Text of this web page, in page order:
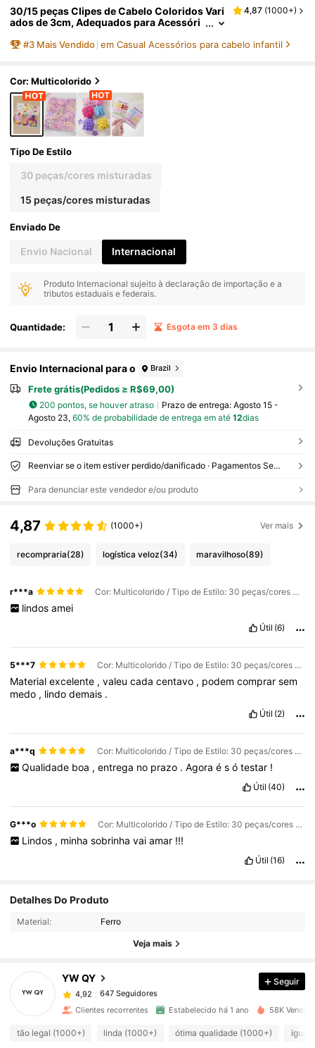
30/15 peças Clipes de Cabelo Coloridos Vari
ados de 3cm, Adequados para Acessóri
Meninas
4,87 (1000+)
#3 Mais Vendido em Casual Acessórios para cabelo infantil
Cor: Multicolorido
Tipo De Estilo
30 peças/cores misturadas
15 peças/cores misturadas
Enviado De
Envio Nacional Internacional
Produto Internacional sujeito à declaração de importação e a
tributos estaduais e federais.
Quantidade: Esgota em 3 dias
Envio Internacional para o Brazil
Frete grátis(Pedidos ≥ R$69,00)
200 pontos, se houver atraso Prazo de entrega: Agosto 15 -
Agosto 23, 60% de probabilidade de entrega em até 12dias
Devoluções Gratuitas
Reenviar se o item estiver perdido/danificado · Pagamentos Seguros · Proteção de privacidade
Para denunciar este vendedor e/ou produto
4,87 (1000+) Ver mais
recompraria(28) logística veloz(34) maravilhoso(89)
r***a Cor: Multicolorido / Tipo de Estilo: 30 peças/cores misturadas
lindos amei
Útil (6)
5***7 Cor: Multicolorido / Tipo de Estilo: 30 peças/cores misturadas
Materialexcelente ,valeucadacentavo , podemcomprarsem
medo , lindodemais .
Útil (2)
a***q Cor: Multicolorido / Tipo de Estilo: 30 peças/cores misturadas
Qualidade boa , entrega no prazo . Agora é s ó testar !
Útil (40)
G***o Cor: Multicolorido / Tipo de Estilo: 30 peças/cores misturadas
Lindos , minha sobrinha vai amar !!!
Útil (16)
Detalhes Do Produto
Material: Ferro
Veja mais
YW QY
4,92 647 Seguidores
647 Seguidores
4,92 647 Seguidores
4,92 647 Seguidores
Seguir
Clientes recorrentes Estabelecido há 1 ano 58K
tão legal (1000+) linda (1000+) ótima qualidade (1000+) igual